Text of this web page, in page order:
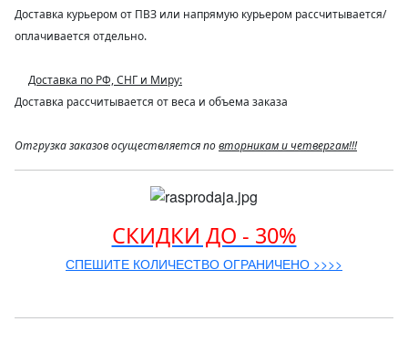
Доставка курьером от ПВЗ или напрямую курьером рассчитывается/
оплачивается отдельно.
Доставка по РФ, СНГ и Миру:
Доставка рассчитывается от веса и объема заказа
Отгрузка заказов осуществляется повторникам и четвергам!!!
СКИДКИ ДО - 30%
СПЕШИТЕ КОЛИЧЕСТВО ОГРАНИЧЕНО >>>>